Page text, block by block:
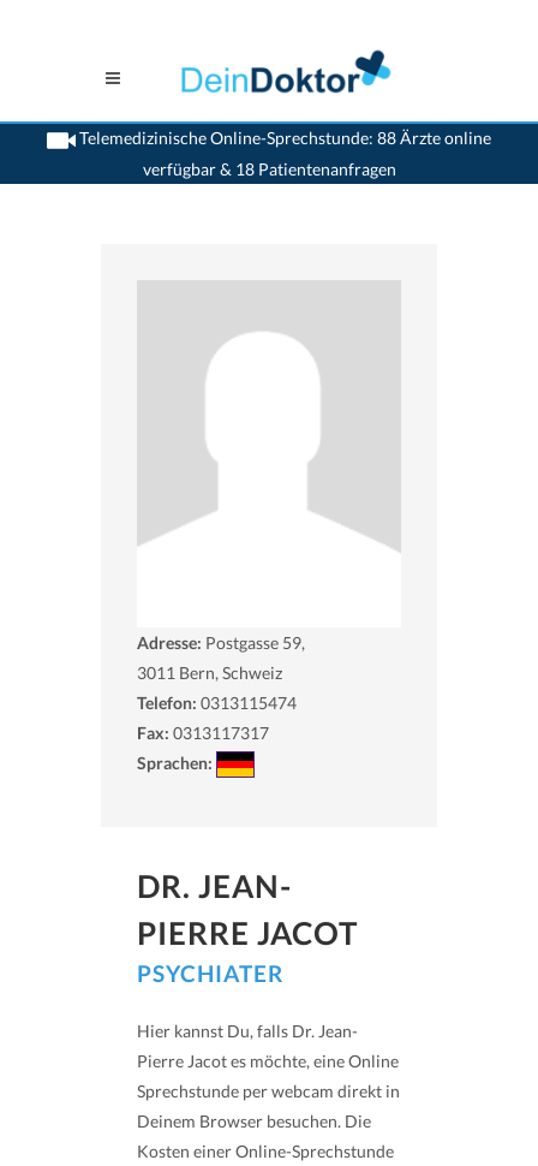
Telemedizinische Online-Sprechstunde: 88 Ärzte online
verfügbar & 18 Patientenanfragen
>Psychiater>Bern>Dr. Jean-Pierre Jacot>Sprechstunde mit Dr. Jean-Pierre Jacot
Adresse: Postgasse 59,
3011 Bern, Schweiz
Telefon: 0313115474
Fax: 0313117317
Sprachen:
DR. JEAN-
PIERRE JACOT
PSYCHIATER
Hier kannst Du, falls Dr. Jean-
Pierre Jacot es möchte, eine Online
Sprechstunde per webcam direkt in
Deinem Browser besuchen. Die
Kosten einer Online-Sprechstunde